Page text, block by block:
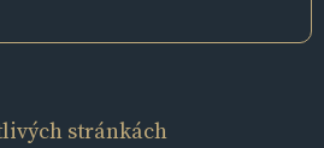
stránkách